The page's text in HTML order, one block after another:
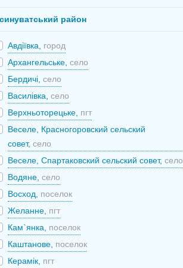
район
Авдіївка, город
Архангельське,село
Бердичі,село
Василівка,село
Верхньоторецьке, пгт
Веселе, Красногоровский сельский
совет,село
Веселе, Спартаковский сельский совет,село
Водяне,село
Восход, поселок
Желанне, пгт
Кам`янка, поселок
Каштанове, поселок
Керамік, пгт